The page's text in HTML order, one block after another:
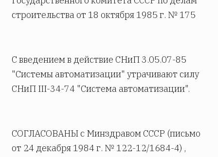
строительства от 18 октября 1985 г. № 175
С введением в действие СНиП 3.05.07-85
"Системы автоматизации" утрачивают силу
СНиП III-34-74 "Система автоматизации".
СОГЛАСОВАНЫ с Минздравом СССР (письмо
от 24 декабря 1984 г. № 122-12/1684-4) ,